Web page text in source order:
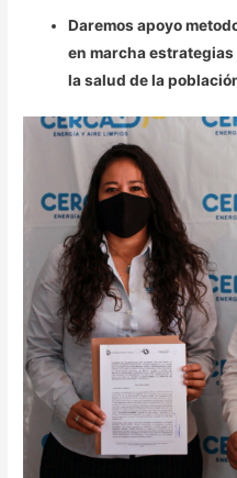
Daremos apoyo
en marcha
la salud de la